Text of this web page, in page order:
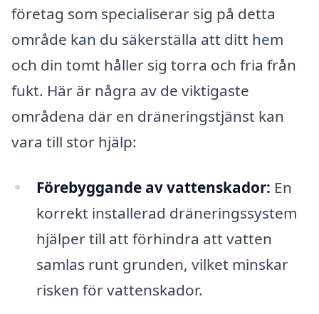
företag som specialiserar sig på detta
område kan du säkerställa att ditt hem
och din tomt håller sig torra och fria från
fukt. Här är några av de viktigaste
områdena där en dräneringstjänst kan
vara till stor hjälp:
Förebyggande av vattenskador: En
korrekt installerad dräneringssystem
hjälper till att förhindra att vatten
samlas runt grunden, vilket minskar
risken för vattenskador.